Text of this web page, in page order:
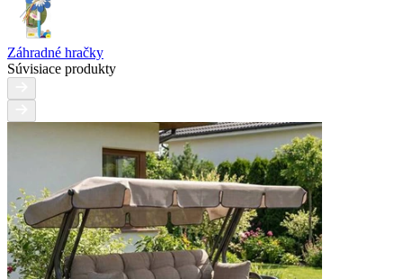
Záhradné hračky
Súvisiace produkty